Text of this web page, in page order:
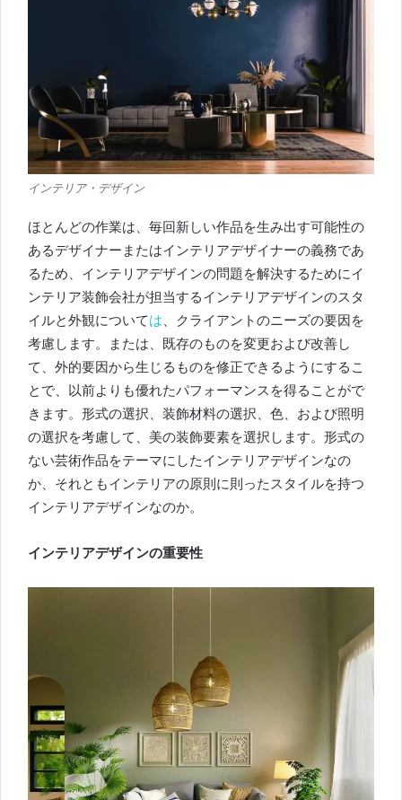
インテリア・デザイン
ほとんどの作業は、毎回新しい作品を生み出す可能性の
あるデザイナーまたはインテリアデザイナーの義務であ
るため、インテリアデザインの問題を解決するためにイ
ンテリア装飾会社が担当するインテリアデザインのスタ
イルと外観については、
クライアントのニーズの要因を
考慮します。
または、既存のものを変更および改善し
て、外的要因から生じるものを修正できるようにするこ
とで、以前よりも優れたパフォーマンスを得ることがで
きます。形式の選択、装飾材料の選択、色、および照明
の選択を考慮して、美の装飾要素を選択します。 形式の
ない芸術作品をテーマにしたインテリアデザインなの
か、それともインテリアの原則に則ったスタイルを持つ
インテリアデザインなのか。
インテリアデザインの重要性